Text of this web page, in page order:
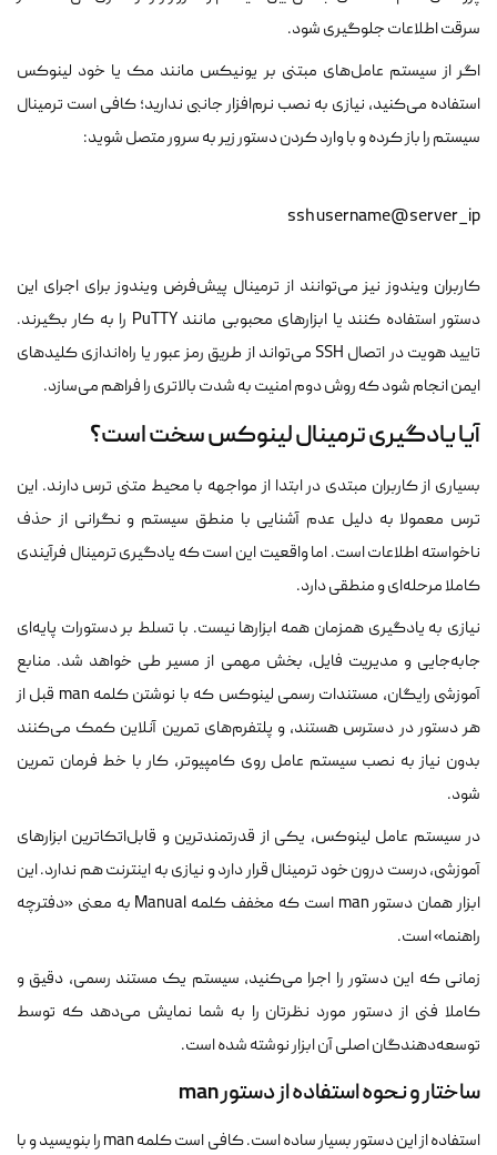
سرقت اطلاعات جلوگیری شود.
اگر از سیستم عامل‌های مبتنی بر یونیکس مانند مک یا خود لینوکس
استفاده می‌کنید، نیازی به نصب نرم‌افزار جانبی ندارید؛ کافی است ترمینال
سیستم را باز کرده و با وارد کردن دستور زیر به سرور متصل شوید:
کاربران ویندوز نیز می‌توانند از ترمینال پیش‌فرض ویندوز برای اجرای این
دستور استفاده کنند یا ابزارهای محبوبی مانند PuTTY را به کار بگیرند.
تایید هویت در اتصال SSH می‌تواند از طریق رمز عبور یا راه‌اندازی کلیدهای
ایمن انجام شود که روش دوم امنیت به شدت بالاتری را فراهم می‌سازد.
آیا یادگیری ترمینال لینوکس سخت است؟
بسیاری از کاربران مبتدی در ابتدا از مواجهه با محیط متنی ترس دارند. این
ترس معمولا به دلیل عدم آشنایی با منطق سیستم و نگرانی از حذف
ناخواسته اطلاعات است. اما واقعیت این است که یادگیری ترمینال فرآیندی
کاملا مرحله‌ای و منطقی دارد.
نیازی به یادگیری همزمان همه ابزارها نیست. با تسلط بر دستورات پایه‌ای
جابه‌جایی و مدیریت فایل، بخش مهمی از مسیر طی خواهد شد. منابع
آموزشی رایگان، مستندات رسمی لینوکس که با نوشتن کلمه man قبل از
هر دستور در دسترس هستند، و پلتفرم‌های تمرین آنلاین کمک می‌کنند
بدون نیاز به نصب سیستم عامل روی کامپیوتر، کار با خط فرمان تمرین
شود.
در سیستم عامل لینوکس، یکی از قدرتمندترین و قابل‌اتکاترین ابزارهای
آموزشی، درست درون خود ترمینال قرار دارد و نیازی به اینترنت هم ندارد. این
ابزار همان دستورman
است که مخفف کلمه Manual به معنی «دفترچه
راهنما» است.
زمانی که این دستور را اجرا می‌کنید، سیستم یک مستند رسمی، دقیق و
کاملا فنی از دستور مورد نظرتان را به شما نمایش می‌دهد که توسط
توسعه‌دهندگان اصلی آن ابزار نوشته شده است.
ساختار و نحوه استفاده از دستور man
استفاده از این دستور بسیار ساده است. کافی است کلمهmanرا بنویسید و با